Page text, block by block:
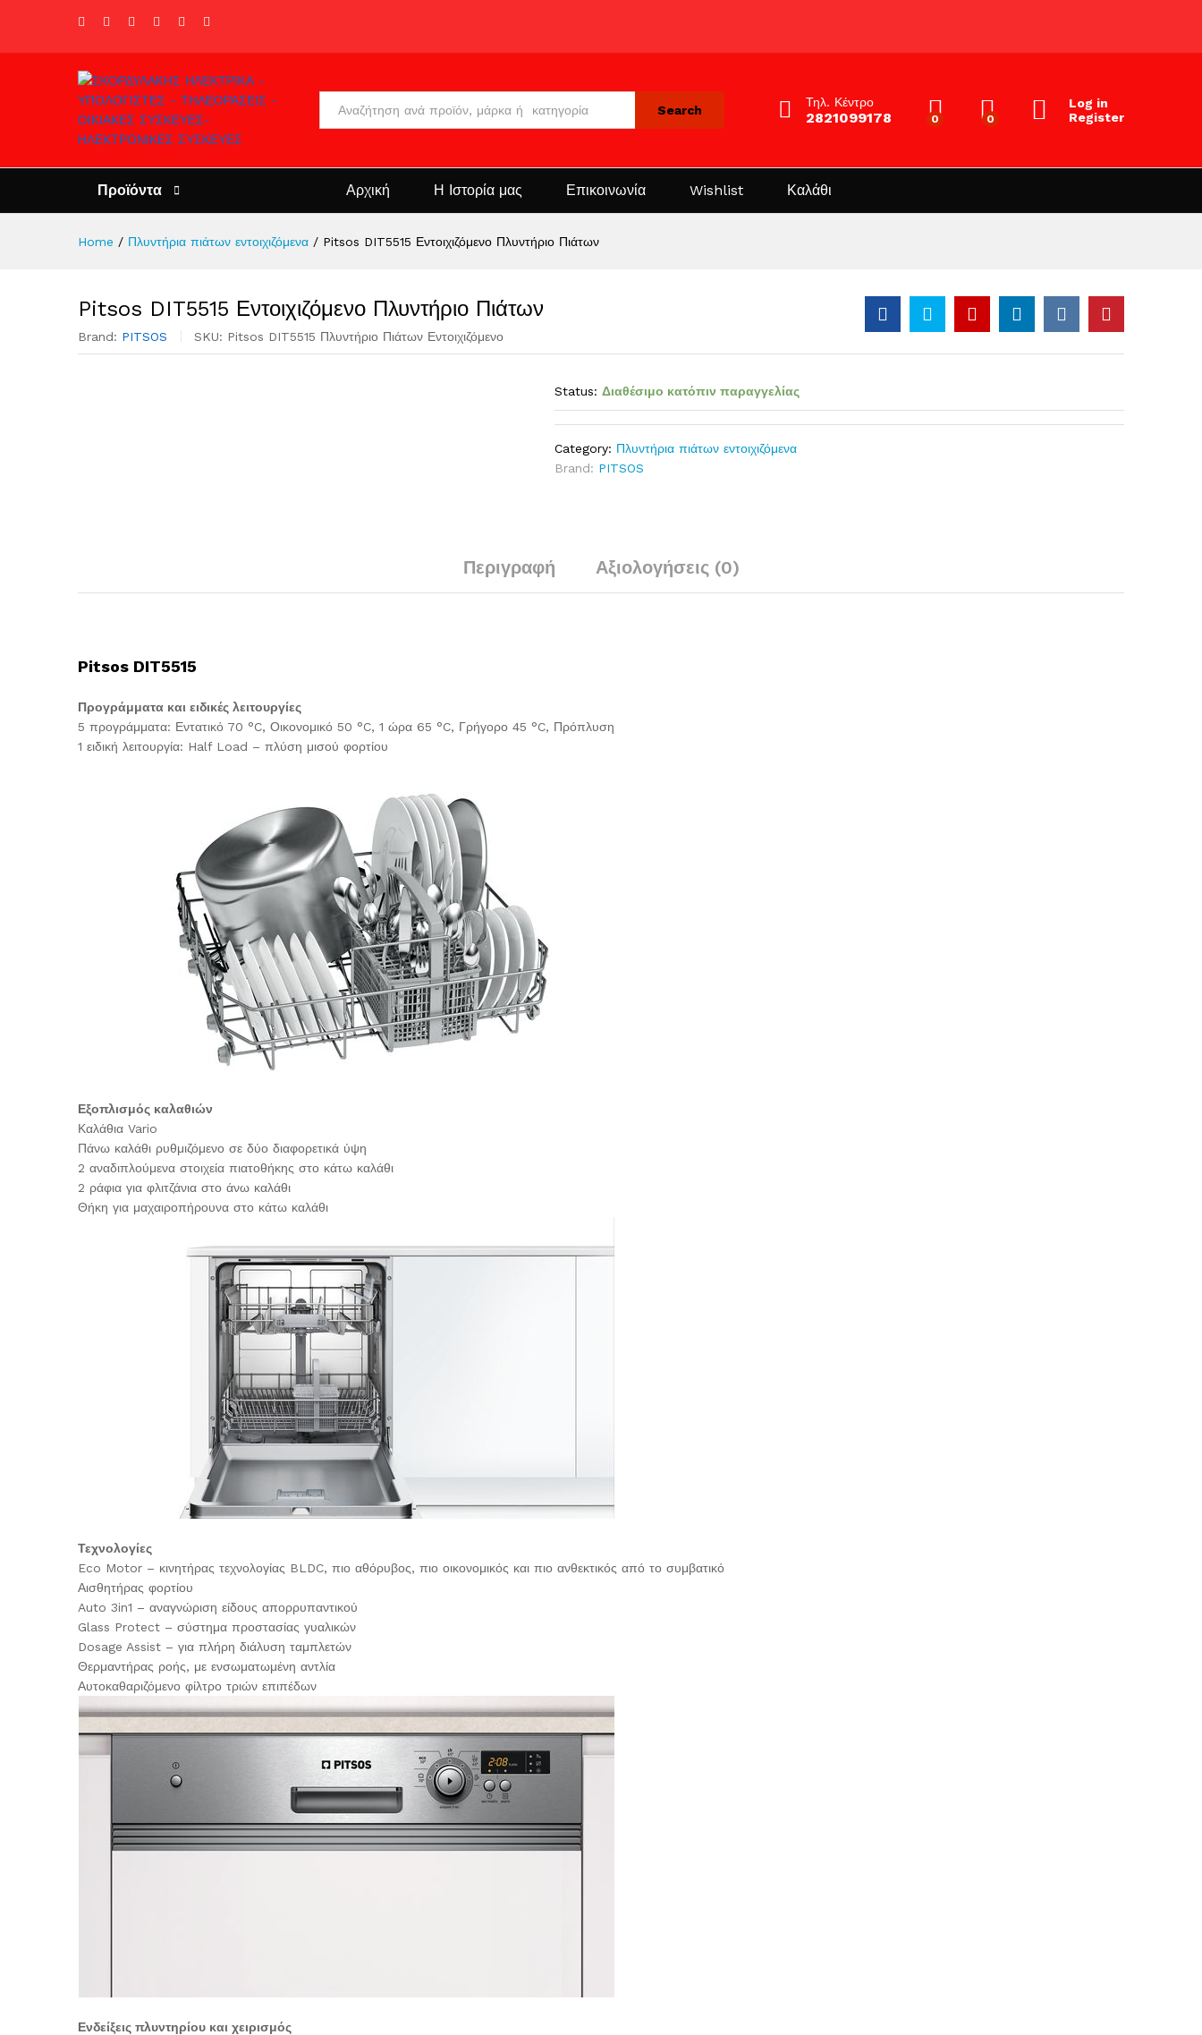
Search
Τηλ. Κέντρο
2821099178 0 0
Log in
Register
Προϊόντα Αρχική Η Ιστορία μας Επικοινωνία Wishlist Καλάθι
Home / Πλυντήρια πιάτων εντοιχιζόμενα / Pitsos DIT5515 Εντοιχιζόμενο Πλυντήριο Πιάτων
Pitsos DIT5515 Εντοιχιζόμενο Πλυντήριο Πιάτων
Brand: PITSOS SKU: Pitsos DIT5515 Πλυντήριο Πιάτων Εντοιχιζόμενο
Status: Διαθέσιμο κατόπιν παραγγελίας
Category: Πλυντήρια πιάτων εντοιχιζόμενα
Brand: PITSOS
Περιγραφή Αξιολογήσεις (0)
Pitsos DIT5515
Προγράμματα και ειδικές λειτουργίες
5 προγράμματα: Εντατικό 70 °C, Οικονομικό 50 °C, 1 ώρα 65 °C, Γρήγορο 45 °C, Πρόπλυση
1 ειδική λειτουργία: Half Load – πλύση μισού φορτίου
Εξοπλισμός καλαθιών
Καλάθια Vario
Πάνω καλάθι ρυθμιζόμενο σε δύο διαφορετικά ύψη
2 αναδιπλούμενα στοιχεία πιατοθήκης στο κάτω καλάθι
2 ράφια για φλιτζάνια στο άνω καλάθι
Θήκη για μαχαιροπήρουνα στο κάτω καλάθι
Τεχνολογίες
Eco Motor – κινητήρας τεχνολογίας BLDC, πιο αθόρυβος, πιο οικονομικός και πιο ανθεκτικός από το συμβατικό
Αισθητήρας φορτίου
Auto 3in1 – αναγνώριση είδους απορρυπαντικού
Glass Protect – σύστημα προστασίας γυαλικών
Dosage Assist – για πλήρη διάλυση ταμπλετών
Θερμαντήρας ροής, με ενσωματωμένη αντλία
Αυτοκαθαριζόμενο φίλτρο τριών επιπέδων
Ενδείξεις πλυντηρίου και χειρισμός